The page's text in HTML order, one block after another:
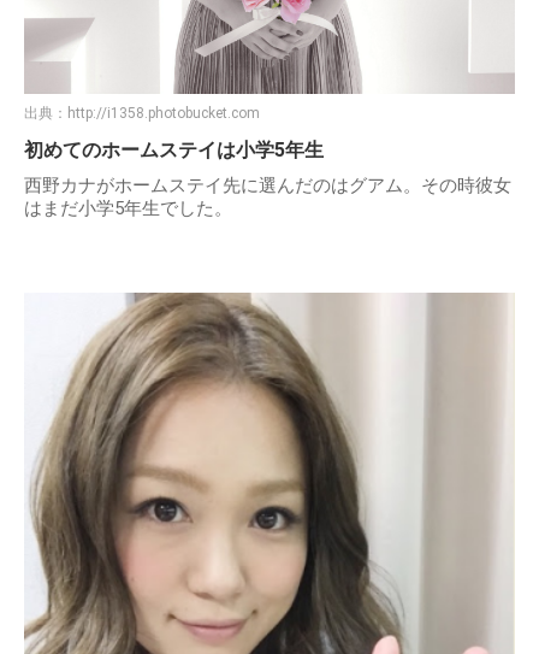
出典： http://i1358.photobucket.com
初めてのホームステイは小学5年生
西野カナがホームステイ先に選んだのはグアム。その時彼女
はまだ小学5年生でした。